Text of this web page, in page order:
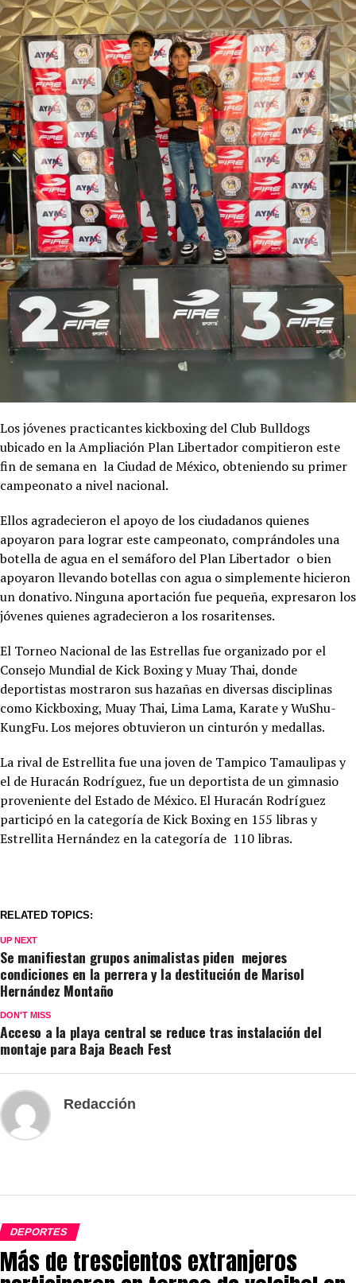
Los jóvenes practicantes kickboxing del Club Bulldogs
ubicado en la Ampliación Plan Libertador compitieron este
fin de semana en la Ciudad de México, obteniendo su primer
campeonato a nivel nacional.
Ellos agradecieron el apoyo de los ciudadanos quienes
apoyaron para lograr este campeonato, comprándoles una
botella de agua en el semáforo del Plan Libertador o bien
apoyaron llevando botellas con agua o simplemente hicieron
un donativo. Ninguna aportación fue pequeña, expresaron los
jóvenes quienes agradecieron a los rosaritenses.
El Torneo Nacional de las Estrellas fue organizado por el
Consejo Mundial de Kick Boxing y Muay Thai, donde
deportistas mostraron sus hazañas en diversas disciplinas
como Kickboxing, Muay Thai, Lima Lama, Karate y WuShu-
KungFu. Los mejores obtuvieron un cinturón y medallas.
La rival de Estrellita fue una joven de Tampico Tamaulipas y
el de Huracán Rodríguez, fue un deportista de un gimnasio
proveniente del Estado de México. El Huracán Rodríguez
participó en la categoría de Kick Boxing en 155 libras y
Estrellita Hernández en la categoría de 110 libras.
RELATED TOPICS:
UP NEXT
Se manifiestan grupos animalistas piden mejores
condiciones en la perrera y la destitución de Marisol
Hernández Montaño
DON'T MISS
Acceso a la playa central se reduce tras instalación del
montaje para Baja Beach Fest
Redacción
DEPORTES
Más de trescientos extranjeros